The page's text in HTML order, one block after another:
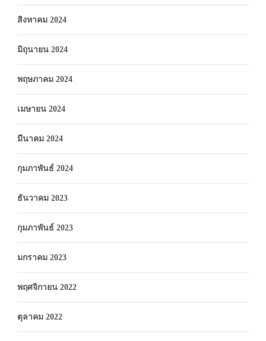
สิงหาคม 2024
มิถุนายน 2024
พฤษภาคม 2024
เมษายน 2024
มีนาคม 2024
กุมภาพันธ์ 2024
ธันวาคม 2023
กุมภาพันธ์ 2023
มกราคม 2023
พฤศจิกายน 2022
ตุลาคม 2022